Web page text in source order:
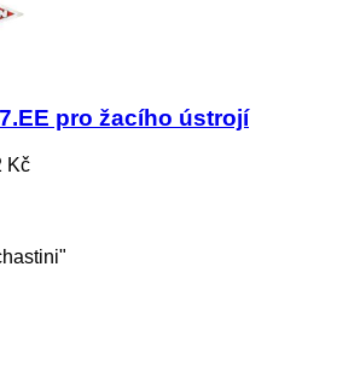
pro žacího ústrojí
Kč